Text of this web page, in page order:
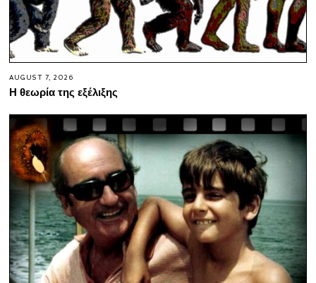
AUGUST 7, 2026
Η θεωρία της εξέλιξης